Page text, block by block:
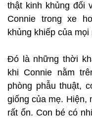
thật kinh khủng đối
Connie trong xe
khủng khiếp của
Đó là những thời
khi Connie nằm
phòng phẫu thuật,
giống của mẹ. Hiện,
rất ổn. Con bé có